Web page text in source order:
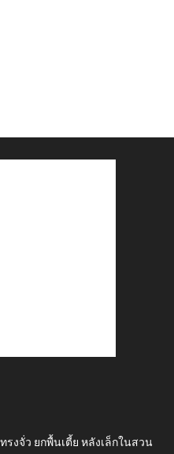
รงจั่ว ยกพื้นเตี้ย หลังเล็กในสวน